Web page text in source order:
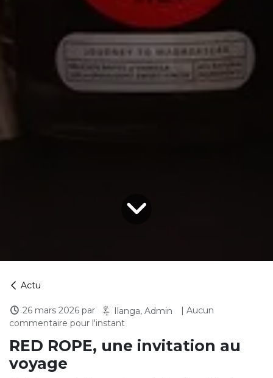
Actu
26 mars 2026 par Ilanga, Admin
| Aucun
commentaire pour l'instant
RED ROPE, une invitation au
voyage